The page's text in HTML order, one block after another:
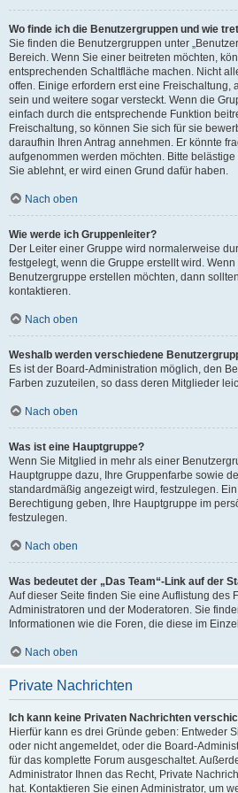
Wo finde ich die Benutzergruppen und wie
Sie finden die Benutzergruppen unter
Bereich. Wenn Sie einer beitreten möchten,
entsprechenden Schaltfläche machen. Nicht
offen. Einige erfordern erst eine Freischaltung,
sein und weitere sogar versteckt. Wenn die
einfach durch die entsprechende Funktion
Freischaltung, so können Sie sich für sie
daraufhin Ihren Antrag annehmen. Er könnte
aufgenommen werden möchten. Bitte
Sie ablehnt, er wird einen Grund dafür haben.
Nach oben
Wie werde ich Gruppenleiter?
Der Leiter einer Gruppe wird normalerweise
festgelegt, wenn die Gruppe erstellt wird.
Benutzergruppe erstellen möchten, dann
kontaktieren.
Nach oben
Weshalb werden verschiedene
Es ist der Board-Administration möglich, den
Farben zuzuteilen, so dass deren Mitglieder
Nach oben
Was ist eine Hauptgruppe?
Wenn Sie Mitglied in mehr als einer
Hauptgruppe dazu, Ihre Gruppenfarbe sowie
standardmäßig angezeigt wird, festzulegen.
Berechtigung geben, Ihre Hauptgruppe im
festzulegen.
Nach oben
Was bedeutet der „Das Team“-Link auf der
Auf dieser Seite finden Sie eine Auflistung des
Administratoren und der Moderatoren. Sie
Informationen wie die Foren, die diese im
Nach oben
Private Nachrichten
Ich kann keine Privaten Nachrichten
Hierfür kann es drei Gründe geben: Entweder
oder nicht angemeldet, oder die Board-
für das komplette Forum ausgeschaltet.
Administrator Ihnen das Recht, Private
hat. Kontaktieren Sie einen Administrator, um